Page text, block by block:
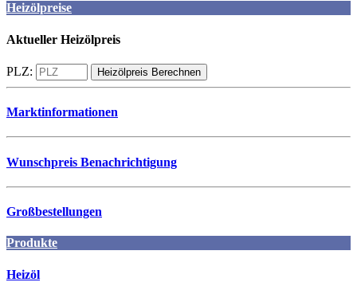
Heizölpreise
Aktueller Heizölpreis
PLZ:
Marktinformationen
Wunschpreis Benachrichtigung
Großbestellungen
Produkte
Heizöl